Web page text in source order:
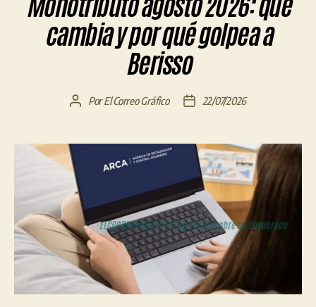
cambia y por qué golpea a
Berisso
Autor
entrada
PorEl Correo Gráfico
Fecha
entrada
22/07/2026